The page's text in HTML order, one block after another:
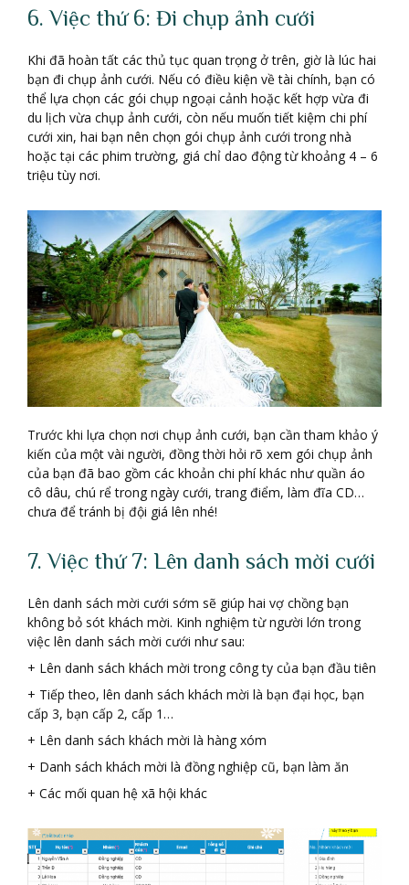
6. Việc thứ 6: Đi chụp ảnh cưới
Khi đã hoàn tất các thủ tục quan trọng ở trên, giờ là lúc hai
bạn đi chụp ảnh cưới. Nếu có điều kiện về tài chính, bạn có
thể lựa chọn các gói chụp ngoại cảnh hoặc kết hợp vừa đi
du lịch vừa chụp ảnh cưới, còn nếu muốn tiết kiệm chi phí
cưới xin, hai bạn nên chọn gói chụp ảnh cưới trong nhà
hoặc tại các phim trường, giá chỉ dao động từ khoảng 4 – 6
triệu tùy nơi.
Trước khi lựa chọn nơi chụp ảnh cưới, bạn cần tham khảo ý
kiến của một vài người, đồng thời hỏi rõ xem gói chụp ảnh
của bạn đã bao gồm các khoản chi phí khác như quần áo
cô dâu, chú rể trong ngày cưới, trang điểm, làm đĩa CD…
chưa để tránh bị đội giá lên nhé!
7. Việc thứ 7: Lên danh sách mời cưới
Lên danh sách mời cưới sớm sẽ giúp hai vợ chồng bạn
không bỏ sót khách mời. Kinh nghiệm từ người lớn trong
việc lên danh sách mời cưới như sau:
+ Lên danh sách khách mời trong công ty của bạn đầu tiên
+ Tiếp theo, lên danh sách khách mời là bạn đại học, bạn
cấp 3, bạn cấp 2, cấp 1…
+ Lên danh sách khách mời là hàng xóm
+ Danh sách khách mời là đồng nghiệp cũ, bạn làm ăn
+ Các mối quan hệ xã hội khác